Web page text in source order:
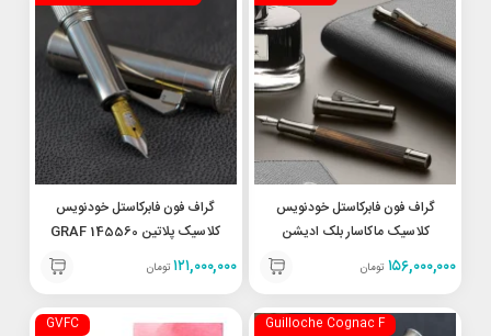
گراف فون فابرکاستل خودنویس
کلاسیک ماکاسار بلک ادیشن
145740 Graf von Faber-
Castell FP Classic Macassar
Black Edition, M
۱۵۶,۰۰۰,۰۰۰ تومان
گراف فون فابرکاستل خودنویس
کلاسیک پلاتین 145560 GRAF
VON FABER-CASTELL FP
Classic platinum-plated M
۱۲۱,۰۰۰,۰۰۰ تومان
Guilloche Cognac F
GVFC